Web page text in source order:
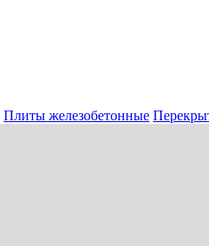
Плиты железобетонные